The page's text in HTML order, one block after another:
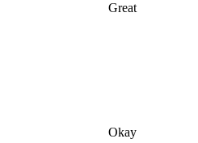
Great
Okay